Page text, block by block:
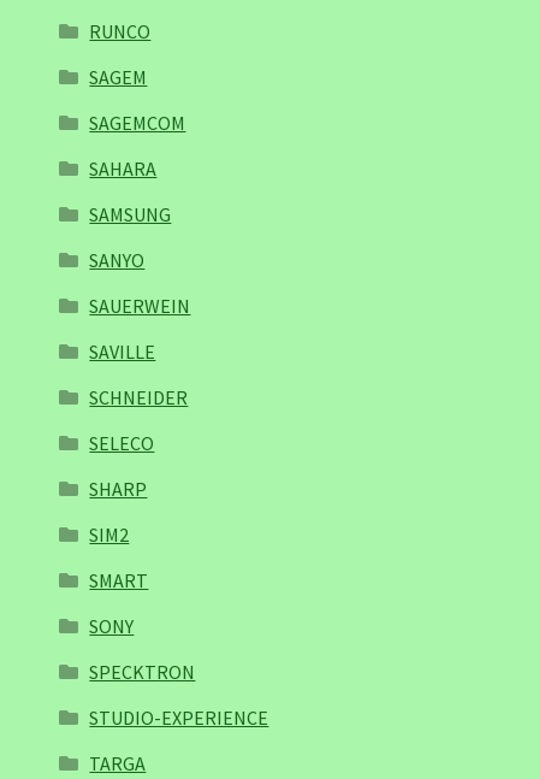
RUNCO
SAGEM
SAGEMCOM
SAHARA
SAMSUNG
SANYO
SAUERWEIN
SAVILLE
SCHNEIDER
SELECO
SHARP
SIM2
SMART
SONY
SPECKTRON
STUDIO-EXPERIENCE
TARGA